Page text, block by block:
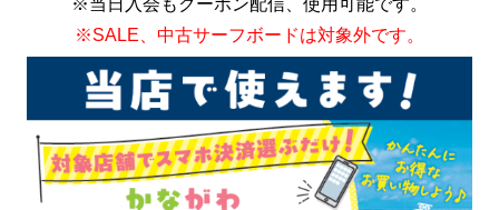
※SALE、中古サーフボードは対象外です。